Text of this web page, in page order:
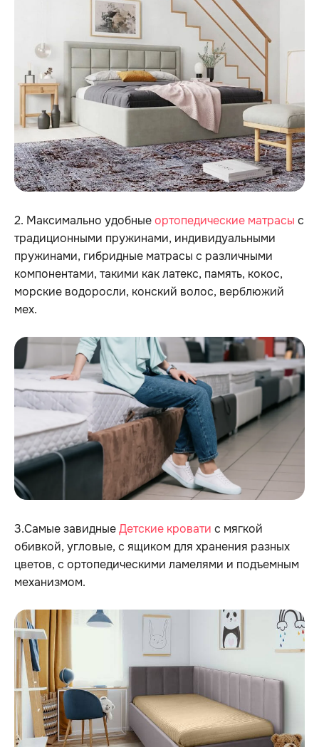
2. Максимально удобныеортопедические матрасы с
традиционными пружинами, индивидуальными
пружинами, гибридные матрасы с различными
компонентами, такими как латекс, память, кокос,
морские водоросли, конский волос, верблюжий
мех.
3.Самые завидныеДетские кровати с мягкой
обивкой, угловые, с ящиком для хранения разных
цветов, с ортопедическими ламелями и подъемным
механизмом.